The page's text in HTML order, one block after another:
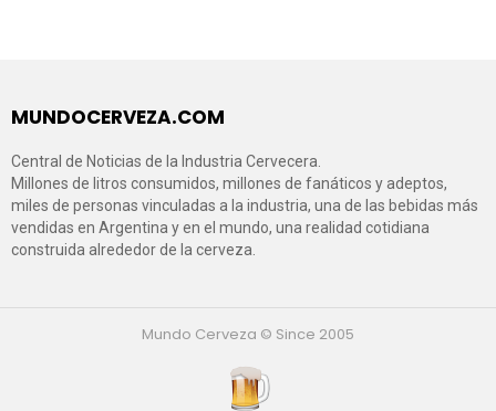
MUNDOCERVEZA.COM
Central de Noticias de la Industria Cervecera.
Millones de litros consumidos, millones de fanáticos y adeptos,
miles de personas vinculadas a la industria, una de las bebidas más
vendidas en Argentina y en el mundo, una realidad cotidiana
construida alrededor de la cerveza.
Mundo Cerveza © Since 2005